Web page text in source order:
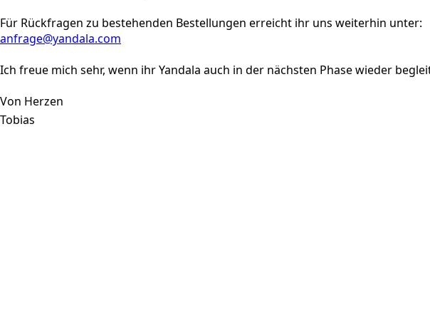
Für Rückfragen zu bestehenden Bestellungen erreicht ihr uns weiterhin unter:
anfrage@yandala.com
Ich freue mich sehr, wenn ihr Yandala auch in der nächsten Phase wieder
Von Herzen
Tobias